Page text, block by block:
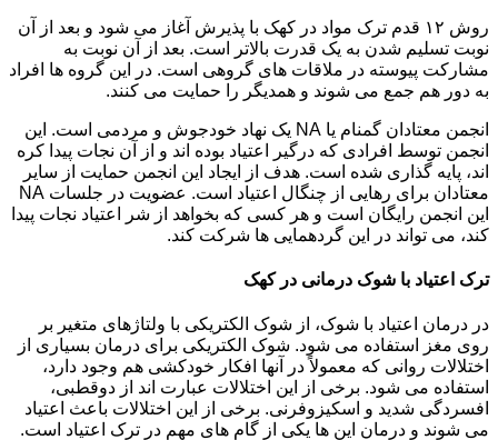
روش ۱۲ قدم ترک مواد در کهک با پذیرش آغاز می شود و بعد از آن
نوبت تسلیم شدن به یک قدرت بالاتر است. بعد از آن نوبت به
مشارکت پیوسته در ملاقات های گروهی است. در این گروه ها افراد
به دور هم جمع می شوند و همدیگر را حمایت می کنند.
انجمن معتادان گمنام یا NA یک نهاد خودجوش و مردمی است. این
انجمن توسط افرادی که درگیر اعتیاد بوده اند و از آن نجات پیدا کره
اند، پایه گذاری شده است. هدف از ایجاد این انجمن حمایت از سایر
معتادان برای رهایی از چنگال اعتیاد است. عضویت در جلسات NA
این انجمن رایگان است و هر کسی که بخواهد از شر اعتیاد نجات پیدا
کند، می تواند در این گردهمایی ها شرکت کند.
ترک اعتیاد با شوک درمانی در کهک
در درمان اعتیاد با شوک، از شوک الکتریکی با ولتاژهای متغیر بر
روی مغز استفاده می شود. شوک الکتریکی برای درمان بسیاری از
اختلالات روانی که معمولاً در آنها افکار خودکشی هم وجود دارد،
استفاده می شود. برخی از این اختلالات عبارت اند از دوقطبی،
افسردگی شدید و اسکیزوفرنی. برخی از این اختلالات باعث اعتیاد
می شوند و درمان این ها یکی از گام های مهم در ترک اعتیاد است.